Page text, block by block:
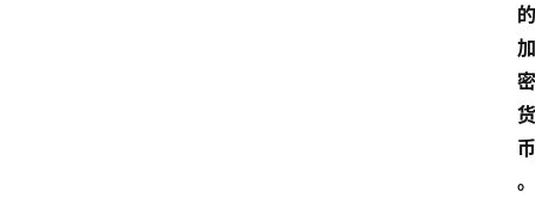
的
加
密
货
币
。